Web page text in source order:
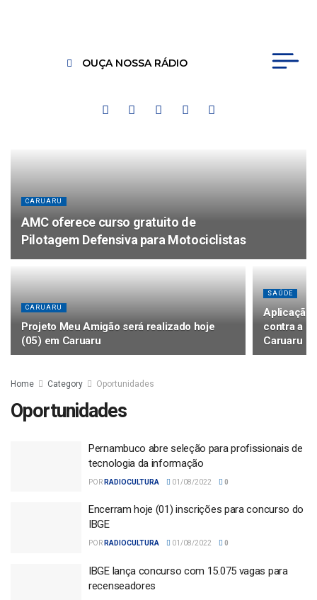
OUÇA NOSSA RÁDIO
CARUARU
AMC oferece curso gratuito de
Pilotagem Defensiva para Motociclistas
CARUARU
Projeto Meu Amigão será realizado hoje
(05) em Caruaru
SAÚDE
Aplicação
contra a
Caruaru
Home Category Oportunidades
Oportunidades
Pernambuco abre seleção para profissionais de
tecnologia da informação
POR RADIOCULTURA 01/08/2022 0
Encerram hoje (01) inscrições para concurso do
IBGE
POR RADIOCULTURA 01/08/2022 0
IBGE lança concurso com 15.075 vagas para
recenseadores